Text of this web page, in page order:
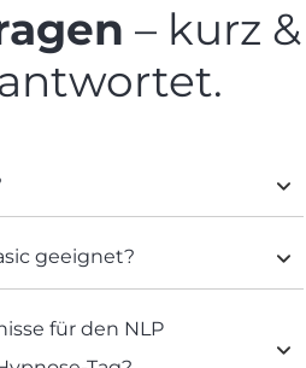
– kurz &
geeignet?
für den NLP